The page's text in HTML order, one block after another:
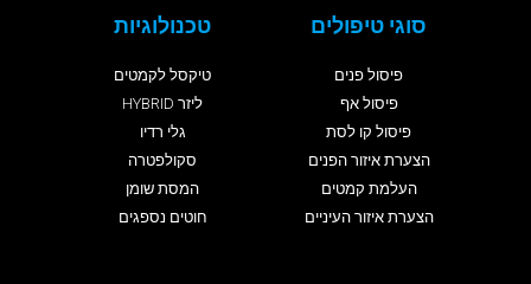
סוגי טיפולים
פיסול פנים
פיסול אף
פיסול קו לסת
הצערת איזור הפנים
העלמת קמטים
הצערת איזור העיניים
טכנולוגיות
טיקסל לקמטים
ליזר HYBRID
גלי רדיו
סקולפטרה
המסת שומן
חוטים נספגים